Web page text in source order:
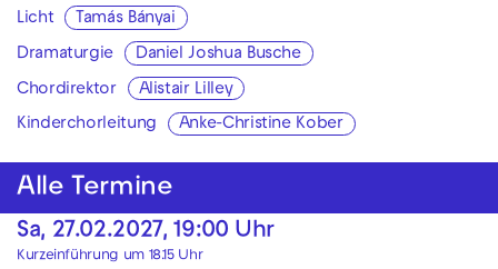
Licht Tamás Bányai
Dramaturgie Daniel Joshua Busche
Chordirektor Alistair Lilley
Kinderchorleitung Anke-Christine Kober
Alle Termine
Sa, 27.02.2027, 19:00 Uhr
Kurzeinführung um 18.15 Uhr